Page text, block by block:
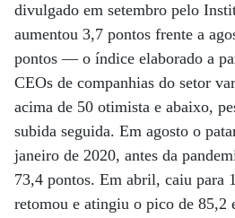
divulgado em setembro pelo
aumentou 3,7 pontos frente a
pontos — o índice elaborado a
CEOs de companhias do setor
acima de 50 otimista e abaixo,
subida seguida. Em agosto o
janeiro de 2020, antes da
73,4 pontos. Em abril, caiu para
retomou e atingiu o pico de 85,2